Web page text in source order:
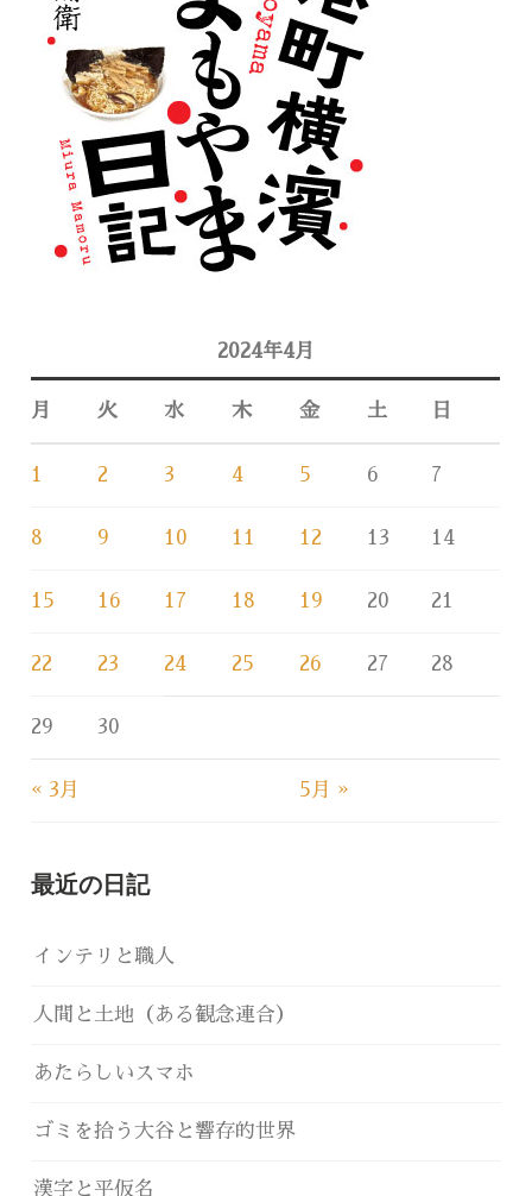
2024年4月
月 火 水 木 金 土 日
« 3月 5月 »
1 2 3 4 5 6 7
8 9 10 11 12 13 14
15 16 17 18 19 20 21
22 23 24 25 26 27 28
29 30
最近の日記
インテリと職人
人間と土地（ある観念連合）
あたらしいスマホ
ゴミを拾う大谷と響存的世界
漢字と平仮名